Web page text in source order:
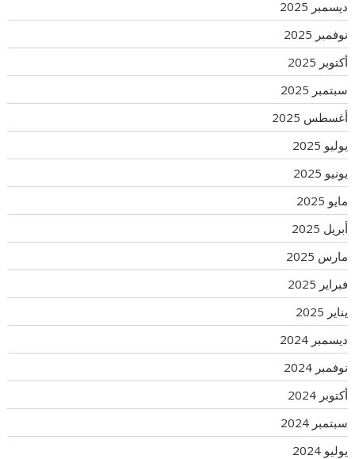
ديسمبر 2025
نوفمبر 2025
أكتوبر 2025
سبتمبر 2025
أغسطس 2025
يوليو 2025
يونيو 2025
مايو 2025
أبريل 2025
مارس 2025
فبراير 2025
يناير 2025
ديسمبر 2024
نوفمبر 2024
أكتوبر 2024
سبتمبر 2024
يوليو 2024